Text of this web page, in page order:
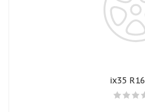
ix35